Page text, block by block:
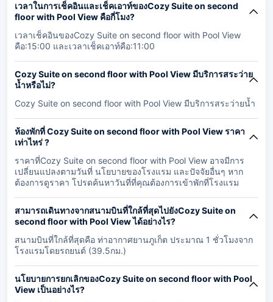
เวลาในการเช็คอินและเช็คเอาท์ของCozy Suite on second
floor with Pool View คือกี่โมง?
เวลาเช็คอินของCozy Suite on second floor with Pool View
คือ:15:00 และเวลาเช็คเอาท์คือ:11:00
Cozy Suite on second floor with Pool View มีบริการสระว่าย
น้ำหรือไม่?
Cozy Suite on second floor with Pool View มีบริการสระว่ายน้ำ
ห้องพักที่ Cozy Suite on second floor with Pool View ราคา
เท่าไหร่ ?
ราคาที่Cozy Suite on second floor with Pool View อาจมีการ
เปลี่ยนแปลงตามวันที่ นโยบายของโรงแรม และปัจจัยอื่นๆ หาก
ต้องการดูราคา โปรดค้นหาวันที่ที่คุณต้องการเข้าพักที่โรงแรม
สามารถเดินทางจากสนามบินที่ใกล้ที่สุดไปยังCozy Suite on
second floor with Pool View ได้อย่างไร?
สนามบินที่ใกล้ที่สุดคือ ท่าอากาศยานภูเก็ต ประมาณ 1 ชั่วโมงจาก
โรงแรมโดยรถยนต์ (39.5กม.)
นโยบายการยกเลิกของCozy Suite on second floor with Pool
View เป็นอย่างไร?